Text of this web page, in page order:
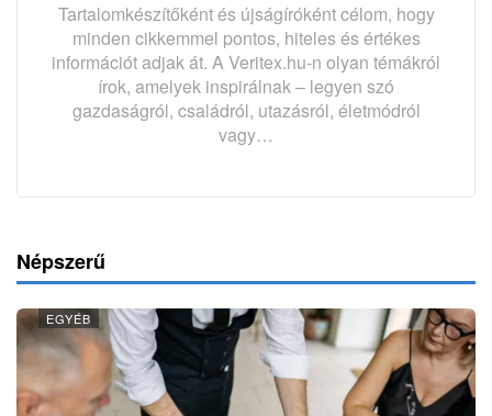
Tartalomkészítőként és újságíróként célom, hogy
minden cikkemmel pontos, hiteles és értékes
információt adjak át. A Veritex.hu-n olyan témákról
írok, amelyek inspirálnak – legyen szó
gazdaságról, családról, utazásról, életmódról
vagy…
Népszerű
EGYÉB